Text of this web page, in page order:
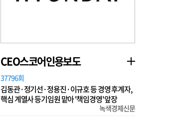
CEO스코어인용보도
37796회
김동관·정기선·정용진·이규호 등 경영 후계자,
핵심 계열사 등기임원 맡아 '책임경영' 앞장
녹색경제신문